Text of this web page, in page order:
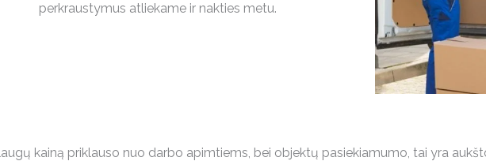
perkraustymus atliekame ir nakties metu.
kainą priklauso nuo darbo apimtiems, bei objektų pasiekiamumo, tai yra